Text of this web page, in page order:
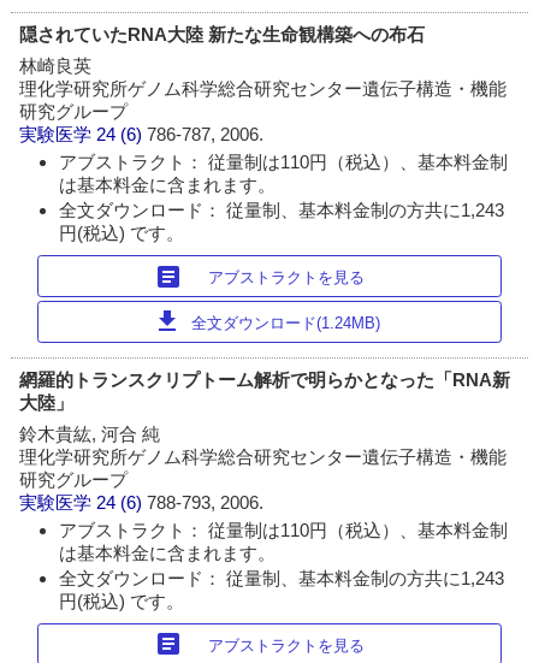
隠されていたRNA大陸 新たな生命観構築への布石
林崎良英
理化学研究所ゲノム科学総合研究センター遺伝子構造・機能
研究グループ
実験医学 24 (6)786-787, 2006.
アブストラクト： 従量制は110円（税込）、基本料金制
は基本料金に含まれます。
全文ダウンロード： 従量制、基本料金制の方共に1,243
円(税込) です。
article アブストラクトを見る
download 全文ダウンロード(1.24MB)
網羅的トランスクリプトーム解析で明らかとなった「RNA新
大陸」
鈴木貴紘, 河合 純
理化学研究所ゲノム科学総合研究センター遺伝子構造・機能
研究グループ
実験医学 24 (6)788-793, 2006.
アブストラクト： 従量制は110円（税込）、基本料金制
は基本料金に含まれます。
全文ダウンロード： 従量制、基本料金制の方共に1,243
円(税込) です。
article アブストラクトを見る